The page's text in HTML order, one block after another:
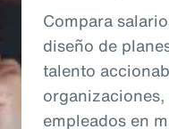
Compara
diseño de
talento
empleados en